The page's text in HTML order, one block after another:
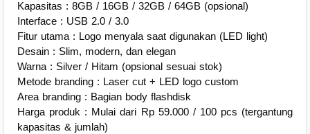
Kapasitas : 8GB / 16GB / 32GB / 64GB (opsional)
Interface : USB 2.0 / 3.0
Fitur utama : Logo menyala saat digunakan (LED light)
Desain : Slim, modern, dan elegan
Warna : Silver / Hitam (opsional sesuai stok)
Metode branding : Laser cut + LED logo custom
Area branding : Bagian body flashdisk
Harga produk : Mulai dari Rp 59.000 / 100 pcs (tergantung
kapasitas & jumlah)